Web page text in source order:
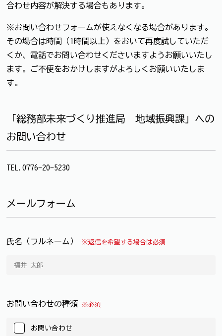
合わせ内容が解決する場合もあります。
※お問い合わせフォームが使えなくなる場合があります。
その場合は時間（1時間以上）をおいて再度試していただ
くか、電話でお問い合わせくださいますようお願いいたし
ます。ご不便をおかけしますがよろしくお願いいたしま
す。
「総務部未来づくり推進局 地域振興課」への
お問い合わせ
TEL.0776-20-5230
メールフォーム
氏名（フルネーム） ※返信を希望する場合は必須
お問い合わせの種類 ※必須
お問い合わせ